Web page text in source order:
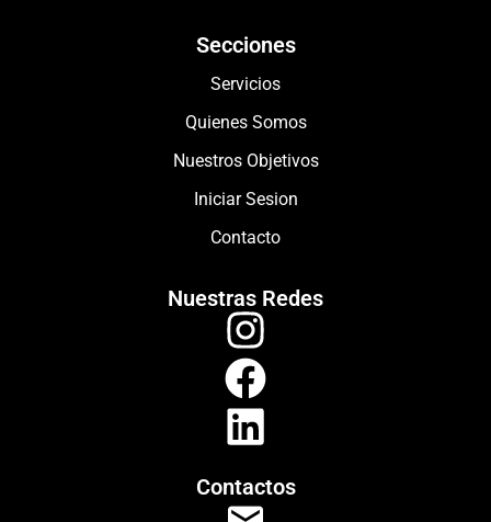
Secciones
Servicios
Quienes Somos
Nuestros Objetivos
Iniciar Sesion
Contacto
Nuestras Redes
Contactos